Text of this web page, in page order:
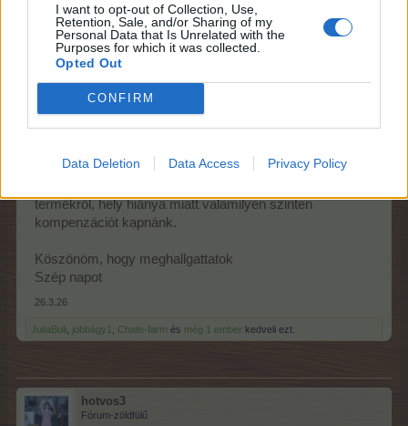
I want to opt-out of Collection, Use,
Retention, Sale, and/or Sharing of my
Personal Data that Is Unrelated with the
Purposes for which it was collected.
Opted Out
CONFIRM
Data Deletion Data Access Privacy Policy
zsoxxya,jobbágy1,Chate-farmés 14 máskedveli ezt.
szaki1979
Törekvő
tapasztalatpont gyűjtésre.
termékről, hely hiánya miatt valamilyen szinten
kompenzációt kapnánk.
Köszönöm, hogy meghallgattatok
Szép napot
26.3.26
JuliaBuli jobbágy1 Chate-farm és még 1 ember kedveli ezt.
hotvos3
Fórum-zöldfülű